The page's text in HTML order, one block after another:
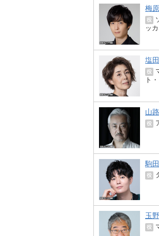
梅
役
ッ
塩
役
ト
山
役
駒
役
玉
役